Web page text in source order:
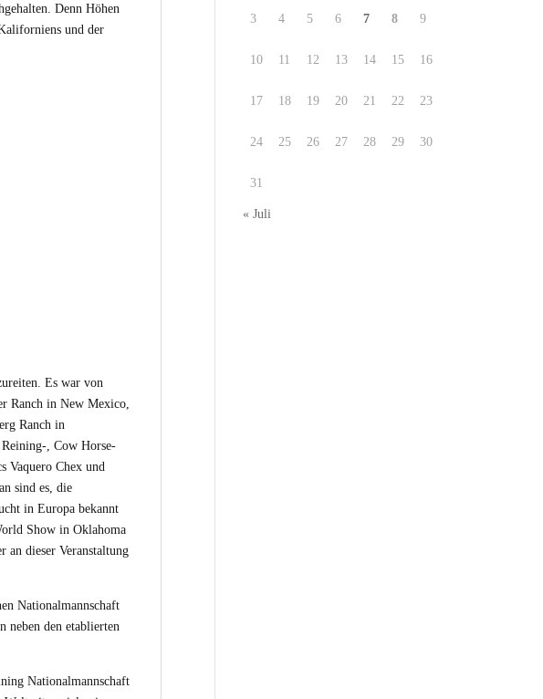
Denn Höhen
und der
Es war von
Ranch in New Mexico,
Ranch in
, Cow Horse-
Vaquero Chex und
sind es, die
in Europa bekannt
Show in Oklahoma
an dieser Veranstaltung
Nationalmannschaft
neben den etablierten
Nationalmannschaft
3 4 5 6 7 8 9
10 11 12 13 14 15 16
17 18 19 20 21 22 23
24 25 26 27 28 29 30
31
« Juli